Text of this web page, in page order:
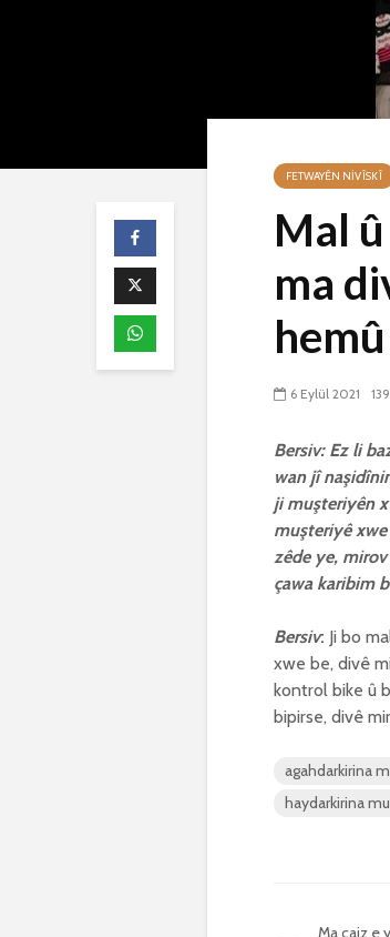
FETWAYÊN NIVÎSKÎ
Mal
ma
6 Eylül 2021
Bersiv: Ez li
wan jî
ji muşteriyên
muşteriyê
zêde ye,
çawa karibim
Bersiv: Ji bo
xwe be, divê
kontrol bike û
bipirse, divê
agahdarkirina
haydarkirina
Ma caiz e